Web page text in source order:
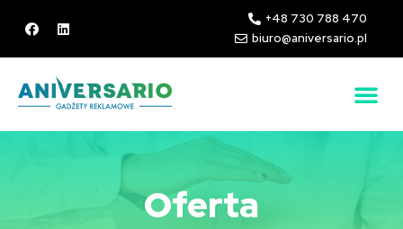
+48 730 788 470
biuro@aniversario.pl
Oferta